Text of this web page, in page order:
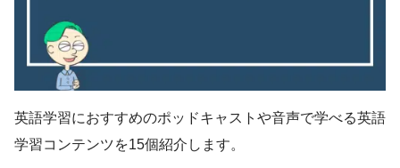
英語学習におすすめのポッドキャストや音声で学べる英語
学習コンテンツを15個紹介します。